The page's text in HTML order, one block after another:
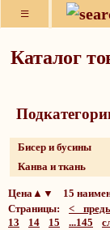
≡
Каталог
Бисер и бусины
Канва и ткань
Цена▲▼ 15
Страницы: <
13
14 15 ...145